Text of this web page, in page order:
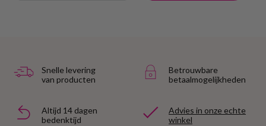
Snelle levering
van producten
Betrouwbare
betaalmogelijkheden
Altijd 14 dagen
bedenktijd
Advies in onze echte
winkel